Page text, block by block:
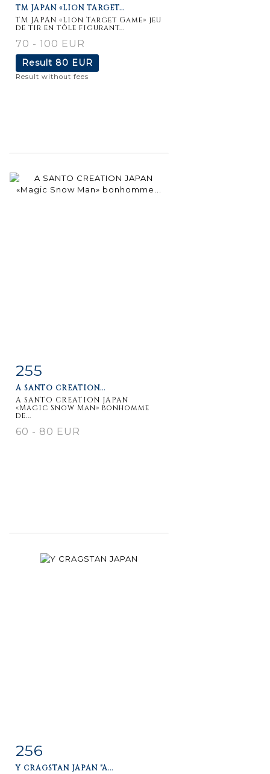
TM JAPAN «LION TARGET...
TM JAPAN «Lion Target Game» jeu
de tir en tôle figurant...
70 - 100 EUR
Result 80 EUR
Result without fees
Item detail
255
A SANTO CREATION...
A SANTO CREATION JAPAN
«Magic Snow Man» bonhomme
de...
60 - 80 EUR
Item detail
256
Y CRAGSTAN JAPAN "A...